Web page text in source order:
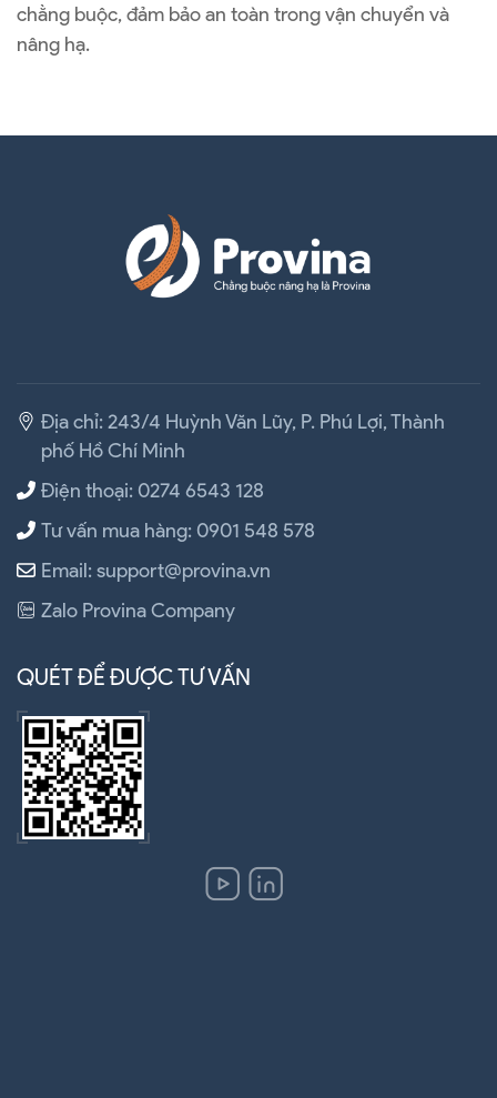
chằng buộc, đảm bảo an toàn trong vận chuyển và
nâng hạ.
Địa chỉ: 243/4 Huỳnh Văn Lũy, P. Phú Lợi, Thành
phố Hồ Chí Minh
Điện thoại: 0274 6543 128
Tư vấn mua hàng: 0901 548 578
Email: support@provina.vn
Zalo Provina Company
QUÉT ĐỂ ĐƯỢC TƯ VẤN